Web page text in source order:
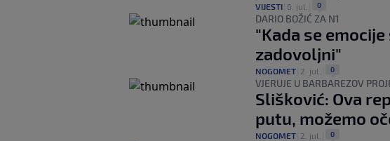
VIJESTI 6. jul. 0
DARIO BOŽIĆ ZA N1
"Kada se
zadovoljni"
NOGOMET 2. jul. 0
VJERUJE U BARBAREZOV
Slišković: Ova
putu, možemo
NOGOMET 2. jul. 0